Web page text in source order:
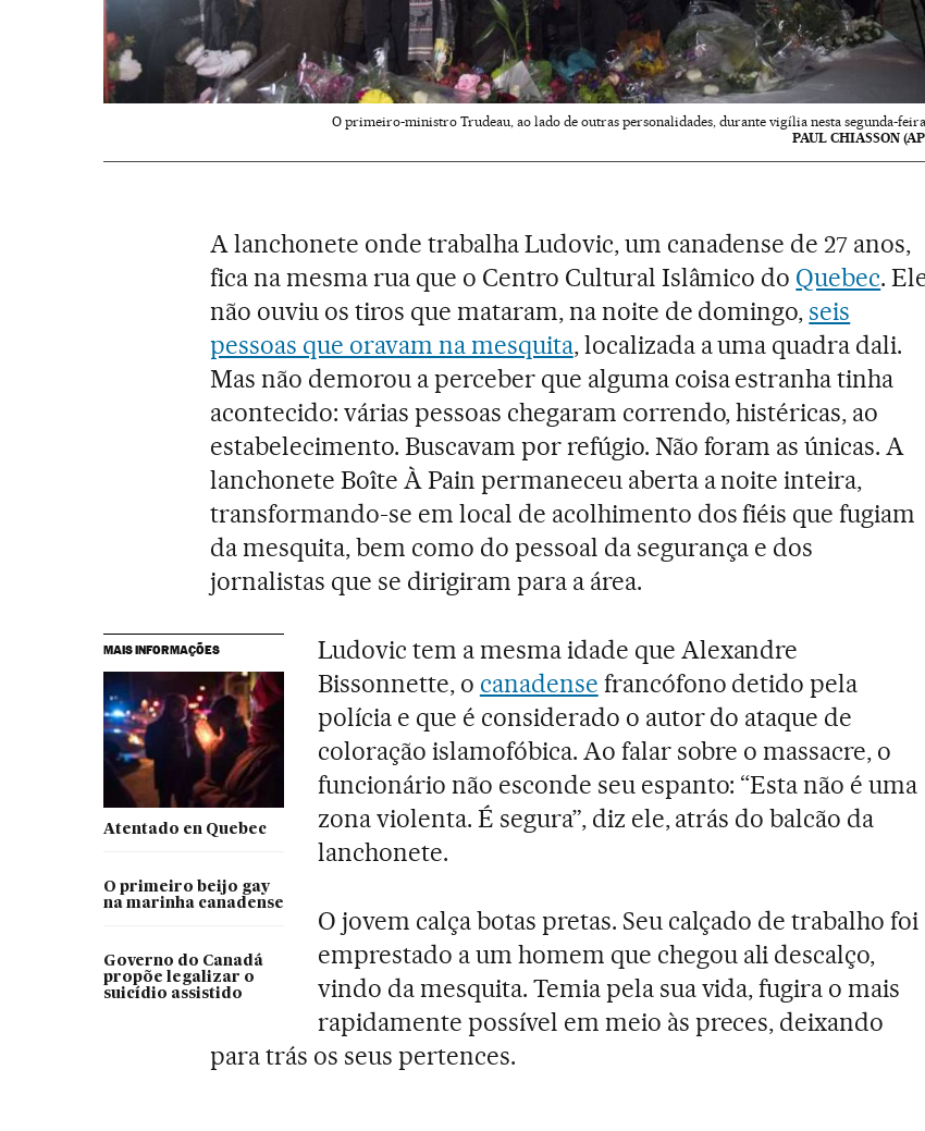
O primeiro-ministro Trudeau, ao lado de outras personalidades, durante vigília nesta segunda-
PAUL CHIASSON
A lanchonete onde trabalha Ludovic, um canadense de 27 anos,
fica na mesma rua que o Centro Cultural Islâmico do Quebec.
não ouviu os tiros que mataram, na noite de domingo,seis
pessoas que oravam na mesquita, localizada a uma quadra dali.
Mas não demorou a perceber que alguma coisa estranha tinha
acontecido: várias pessoas chegaram correndo, histéricas, ao
estabelecimento. Buscavam por refúgio. Não foram as únicas. A
lanchonete Boîte À Pain permaneceu aberta a noite inteira,
transformando-se em local de acolhimento dos fiéis que fugiam
da mesquita, bem como do pessoal da segurança e dos
jornalistas que se dirigiram para a área.
MAIS INFORMAÇÕES
Atentado en Quebec
O primeiro beijo gay
na marinha canadense
Governo do Canadá
propõe legalizar o
suicídio assistido
Ludovic tem a mesma idade que Alexandre
Bissonnette, o canadense francófono detido pela
polícia e que é considerado o autor do ataque de
coloração islamofóbica. Ao falar sobre o massacre, o
funcionário não esconde seu espanto: “Esta não é uma
zona violenta. É segura”, diz ele, atrás do balcão da
lanchonete.
O jovem calça botas pretas. Seu calçado de trabalho foi
emprestado a um homem que chegou ali descalço,
vindo da mesquita. Temia pela sua vida, fugira o mais
rapidamente possível em meio às preces, deixando
para trás os seus pertences.